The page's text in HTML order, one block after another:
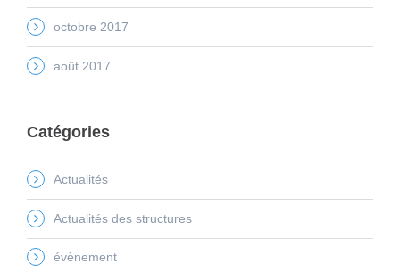
octobre 2017
août 2017
Catégories
Actualités
Actualités des structures
évènement